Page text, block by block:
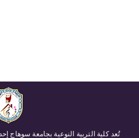
تُعد كلية التربية النوعية بجامعة سوهاج